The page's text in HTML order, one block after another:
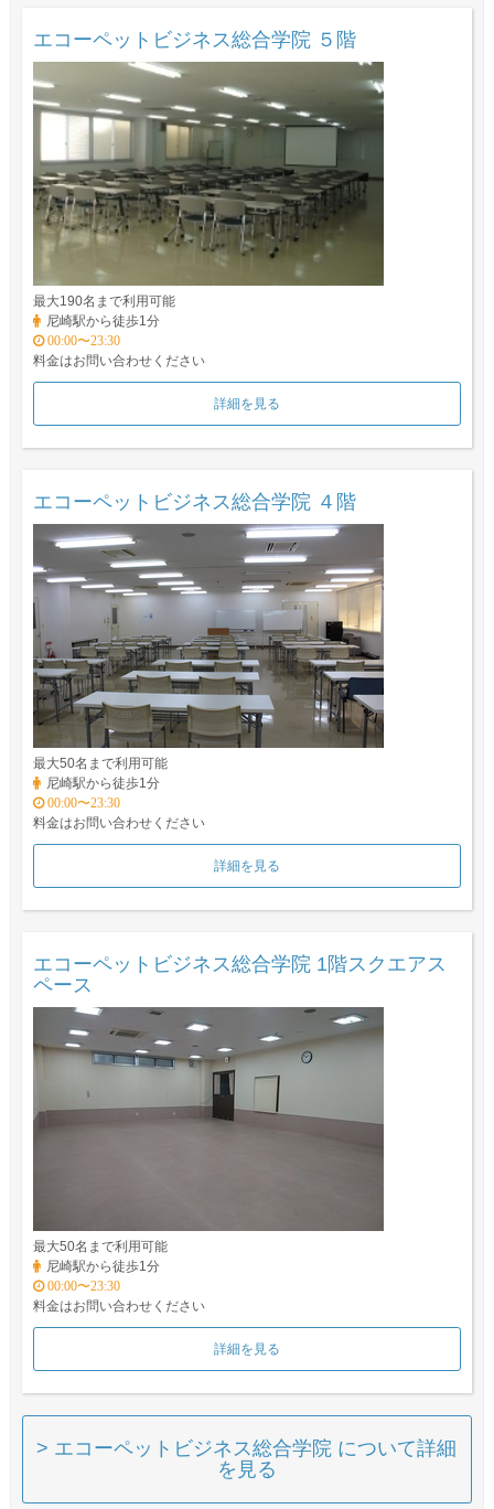
エコーペットビジネス総合学院 ５階
最大190名まで利用可能
尼崎駅から徒歩1分
00:00〜23:30
料金はお問い合わせください
詳細を見る
エコーペットビジネス総合学院 ４階
最大50名まで利用可能
尼崎駅から徒歩1分
00:00〜23:30
料金はお問い合わせください
詳細を見る
エコーペットビジネス総合学院 1階スクエアス
ペース
最大50名まで利用可能
尼崎駅から徒歩1分
00:00〜23:30
料金はお問い合わせください
詳細を見る
> エコーペットビジネス総合学院 について詳細
を見る